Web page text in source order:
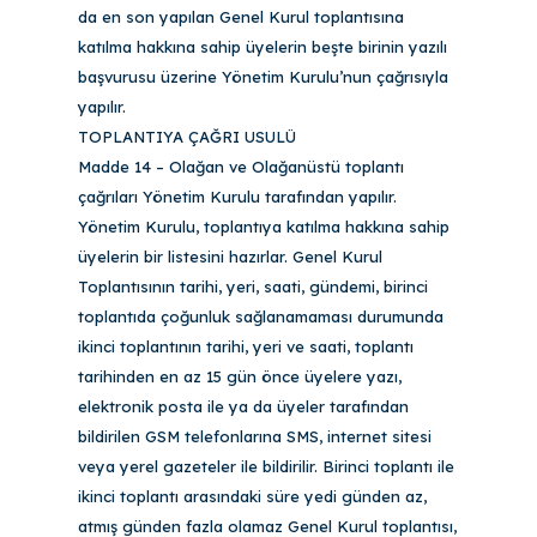
da en son yapılan Genel Kurul toplantısına
katılma hakkına sahip üyelerin beşte birinin yazılı
başvurusu üzerine Yönetim Kurulu’nun çağrısıyla
yapılır.
TOPLANTIYA ÇAĞRI USULÜ
Madde 14 – Olağan ve Olağanüstü toplantı
çağrıları Yönetim Kurulu tarafından yapılır.
Yönetim Kurulu, toplantıya katılma hakkına sahip
üyelerin bir listesini hazırlar. Genel Kurul
Toplantısının tarihi, yeri, saati, gündemi, birinci
toplantıda çoğunluk sağlanamaması durumunda
ikinci toplantının tarihi, yeri ve saati, toplantı
tarihinden en az 15 gün önce üyelere yazı,
elektronik posta ile ya da üyeler tarafından
bildirilen GSM telefonlarına SMS, internet sitesi
veya yerel gazeteler ile bildirilir. Birinci toplantı ile
ikinci toplantı arasındaki süre yedi günden az,
atmış günden fazla olamaz Genel Kurul toplantısı,